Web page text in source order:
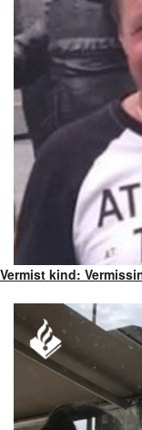
Vermist kind: